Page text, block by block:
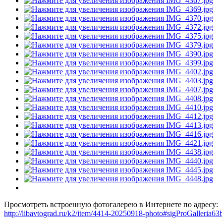
Просмотреть встроенную фотогалерею в Интернете по адресу:
http://libavtograd.ru/k2/item/4414-20250918-